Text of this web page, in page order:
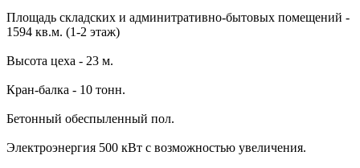
Площадь складских и админитративно-бытовых помещений -
1594 кв.м. (1-2 этаж)
Высота цеха - 23 м.
Кран-балка - 10 тонн.
Бетонный обеспыленный пол.
Электроэнергия 500 кВт с возможностью увеличения.